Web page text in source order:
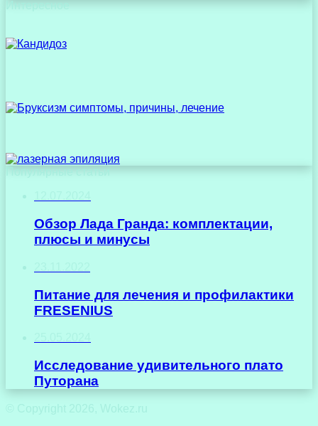
Обзор Лада Гранда: комплектации,
плюсы и минусы
Питание для лечения и профилактики
FRESENIUS
Исследование удивительного плато
Путорана
© Copyright 2026, Wokez.ru